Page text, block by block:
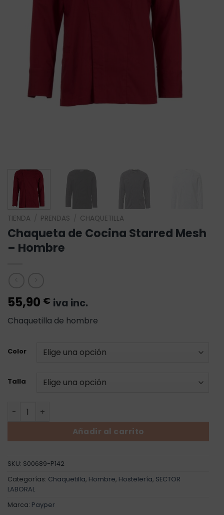
TIENDA PRENDAS CHAQUETILLA
Chaqueta de Cocina Starred Mesh
– Hombre
55,90 € iva inc.
Chaquetilla de hombre
Color
Talla
Chaqueta de Cocina Starred Mesh - Hombre cantidad
Añadir al carrito
SKU: S00689-P142
Categorías: Chaquetilla, Hombre, Hostelería, SECTOR
LABORAL
Marca: Payper